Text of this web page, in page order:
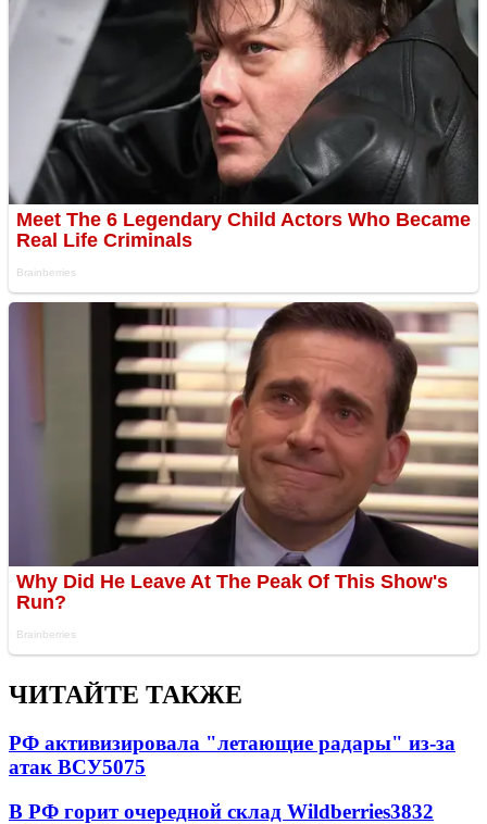
ЧИТАЙТЕ ТАКЖЕ
РФ активизировала "летающие радары" из-за
атак ВСУ5075
В РФ горит очередной склад Wildberries3832